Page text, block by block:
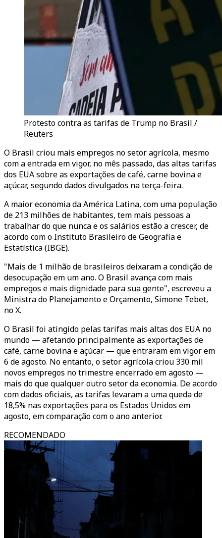
Protesto contra as tarifas de Trump no Brasil /
Reuters
O Brasil criou mais empregos no setor agrícola, mesmo
com a entrada em vigor, no mês passado, das altas tarifas
dos EUA sobre as exportações de café, carne bovina e
açúcar, segundo dados divulgados na terça-feira.
A maior economia da América Latina, com uma população
de 213 milhões de habitantes, tem mais pessoas a
trabalhar do que nunca e os salários estão a crescer, de
acordo com o Instituto Brasileiro de Geografia e
Estatística (IBGE).
"Mais de 1 milhão de brasileiros deixaram a condição de
desocupação em um ano. O Brasil avança com mais
empregos e mais dignidade para sua gente", escreveu a
Ministra do Planejamento e Orçamento, Simone Tebet,
no X.
O Brasil foi atingido pelas tarifas mais altas dos EUA no
mundo — afetando principalmente as exportações de
café, carne bovina e açúcar — que entraram em vigor em
6 de agosto. No entanto, o setor agrícola criou 330 mil
novos empregos no trimestre encerrado em agosto —
mais do que qualquer outro setor da economia. De acordo
com dados oficiais, as tarifas levaram a uma queda de
18,5% nas exportações para os Estados Unidos em
agosto, em comparação com o ano anterior.
RECOMENDADO